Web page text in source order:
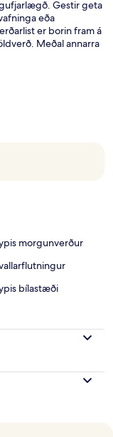
Gestir geta
eða
er borin fram á
Meðal annarra
skíðageymsla
hafa dvalið á
morgunverður
bílastæði